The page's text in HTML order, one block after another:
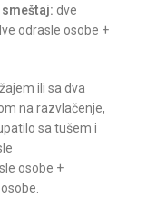
dve
odrasle osobe +
ili sa dva
na razvlačenje,
sa tušem i
osobe +